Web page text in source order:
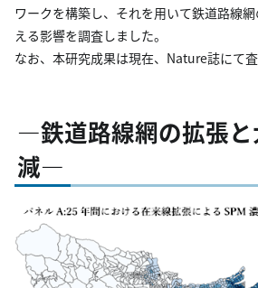
ワークを構築し、それを用いて鉄道路線
える影響を調査しました。
なお、本研究成果は現在、Nature誌にて査
―鉄道路線網の拡張と
減―